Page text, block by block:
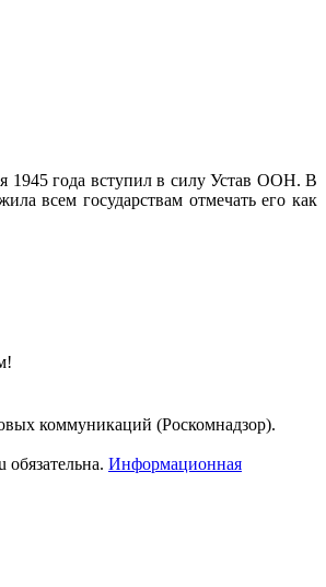
1945 года вступил в силу Устав ООН. В
всем государствам отмечать его как
коммуникаций (Роскомнадзор).
Информационная